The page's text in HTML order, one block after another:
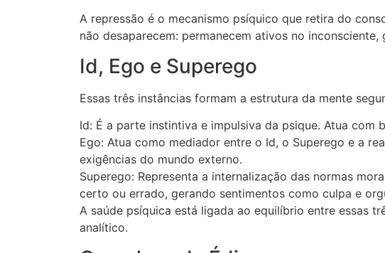
A repressão é o mecanismo psíquico que retira do
não desaparecem: permanecem ativos no
Id, Ego e Superego
Essas três instâncias formam a estrutura da mente
Id: É a parte instintiva e impulsiva da psique. Atua
Ego: Atua como mediador entre o Id, o Superego e a
exigências do mundo externo.
Superego: Representa a internalização das normas
certo ou errado, gerando sentimentos como culpa e
A saúde psíquica está ligada ao equilíbrio entre essas
analítico.